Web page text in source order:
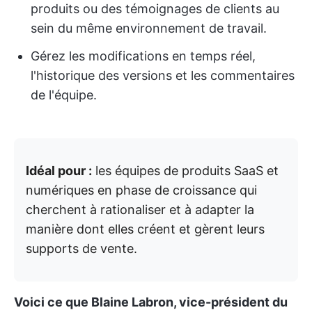
produits ou des témoignages de clients au
sein du même environnement de travail.
Gérez les modifications en temps réel,
l'historique des versions et les commentaires
de l'équipe.
Idéal pour : les équipes de produits SaaS et
numériques en phase de croissance qui
cherchent à rationaliser et à adapter la
manière dont elles créent et gèrent leurs
supports de vente.
Voici ce que Blaine Labron, vice-président du